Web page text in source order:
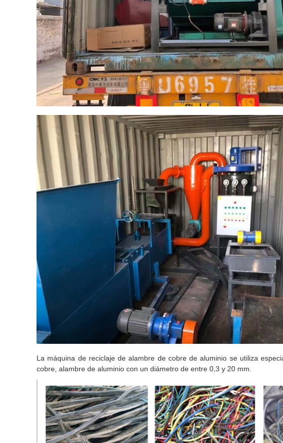
La máquina de reciclaje de alambre de cobre de aluminio se utiliza
cobre, alambre de aluminio con un diámetro de entre 0,3 y 20 mm.